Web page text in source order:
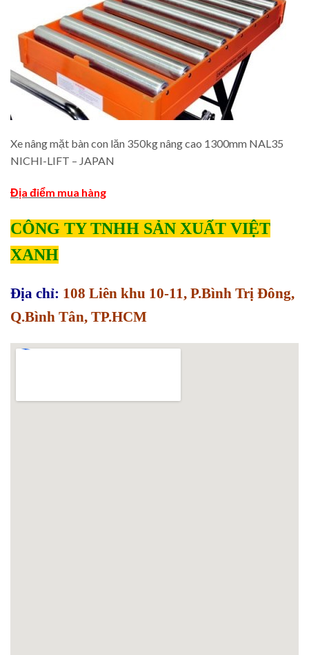
Xe nâng mặt bàn con lăn 350kg nâng cao 1300mm NAL35
NICHI-LIFT – JAPAN
Địa điểm mua hàng
CÔNG TY TNHH SẢN XUẤT VIỆT
XANH
Địa chỉ: 108 Liên khu 10-11, P.Bình Trị Đông,
Q.Bình Tân, TP.HCM